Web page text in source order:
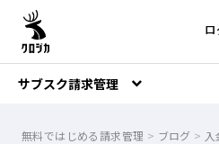
サブスク請求管理
無料ではじめる請求管理 > ブログ >